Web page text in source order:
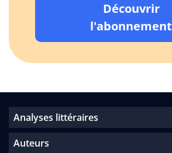
Découvrir
l'abonnement
Analyses littéraires
Auteurs